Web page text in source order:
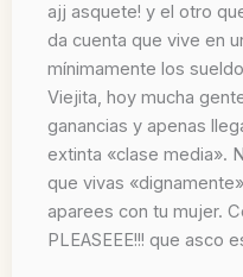
ajj asquete! y el otro
da cuenta que vive en
mínimamente los
Viejita, hoy mucha
ganancias y apenas
extinta «clase media».
que vivas
aparees con tu mujer.
PLEASEEE!!! que asco